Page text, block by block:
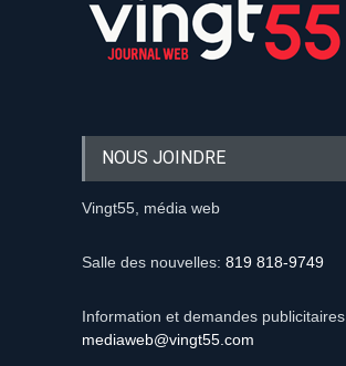
NOUS JOINDRE
Vingt55, média web
Salle des nouvelles: 819 818-9749
Information et demandes publicitaires
mediaweb@vingt55.com